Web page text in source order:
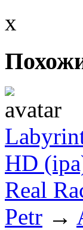
x
HD
Real
Petr →